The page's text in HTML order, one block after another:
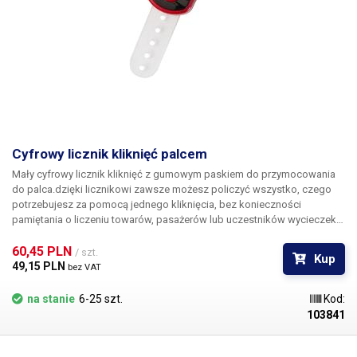
Cyfrowy licznik kliknięć palcem
Mały cyfrowy licznik kliknięć z gumowym paskiem do przymocowania
do palca.dzięki licznikowi zawsze możesz policzyć wszystko, czego
potrzebujesz za pomocą jednego kliknięcia, bez konieczności
pamiętania o liczeniu towarów, pasażerów lub uczestników wycieczek,
podczas inwentaryzacji, liczeniu wyprodukowanych i naprawionych
części i produktów, licznik może również służyć jako poręczne
marketingowych, liczenia samochodów lub klientów w sklepach.
Licznik cyfrowy wyposażony jest w mały podświetlany wyświetlacz,
60,45 PLN / szt.
49,15 PLN bez VAT
Kup
na stanie 6-25 szt.
Kod:
103841